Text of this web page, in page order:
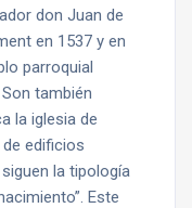
don Juan de
en 1537 y en
parroquial
también
la iglesia de
edificios
la tipología
Este